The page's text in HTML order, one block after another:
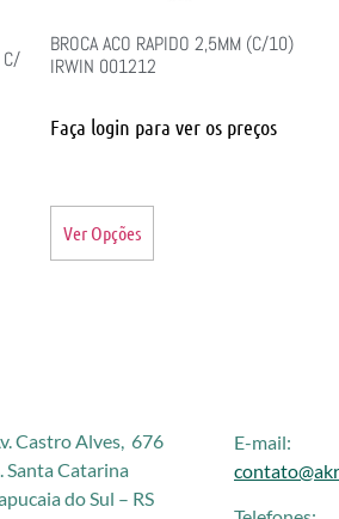
C/
BROCA ACO RAPIDO 2,5MM (C/10)
IRWIN 001212
Faça login para ver os preços
Ver Opções
Castro Alves, 676
Santa Catarina
do Sul – RS
E-mail: